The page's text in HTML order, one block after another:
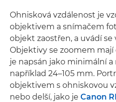
Ohnisková vzdálenost je
objektivem a snímačem
objekt zaostřen, a uvádí
Objektivy se zoomem
je napsán jako minimální
například 24–105 mm.
objektivem s ohniskovou
nebo delší, jako je Canon